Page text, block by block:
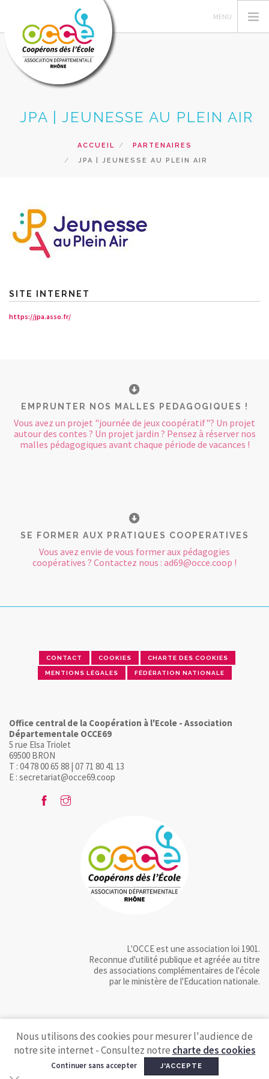
GESTION DES COOPÉRATIVES
ACTIONS PÉDAGOGIQUES
FORMATIONS
RECHERCHER
CONTACT
JPA | JEUNESSE AU PLEIN AIR
ACCUEIL
PARTENAIRES
JPA | JEUNESSE AU PLEIN AIR
SITE INTERNET
https://jpa.asso.fr/
EMPRUNTER NOS MALLES PEDAGOGIQUES !
Vous avez un projet "journée de jeux coopératif"? Un projet
autour des contes ? Un projet jardin ? Pensez à réserver nos
malles pédagogiques avant chaque période de vacances !
SE FORMER AUX PRATIQUES COOPERATIVES
Vous avez envie de vous former aux pédagogies
coopératives ? Contactez nous : ad69@occe.coop !
CONTACT COOKIES CHARTE DES COOKIES
MENTIONS LÉGALES FÉDÉRATION NATIONALE
Office central de la Coopération à l'Ecole - Association
Départementale OCCE69
5 rue Elsa Triolet
69500 BRON
T : 04 78 00 65 88 | 07 71 80 41 13
E : secretariat@occe69.coop
L'OCCE est une association loi 1901.
Reconnue d'utilité publique et agréée au titre
des associations complémentaires de l'école
par le ministère de l'Education nationale.
Nous utilisons des cookies pour mesurer l'audience de
notre site internet - Consultez notre charte des cookies
Continuer sans accepter J'ACCEPTE